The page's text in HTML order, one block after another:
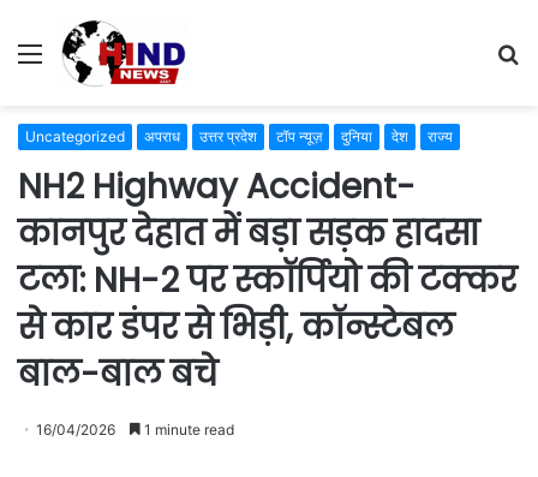
Menu
Uncategorized अपराध उत्तर प्रदेश टॉप न्यूज़ दुनिया देश राज्य
NH2 Highway Accident-
कानपुर देहात में बड़ा सड़क हादसा
टला: NH-2 पर स्कॉर्पियो की टक्कर
से कार डंपर से भिड़ी, कॉन्स्टेबल
बाल-बाल बचे
16/04/2026 1 minute read